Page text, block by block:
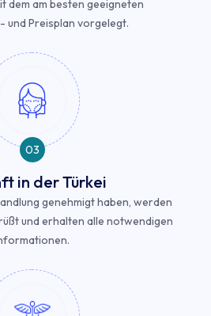
dem am besten geeigneten
und Preisplan vorgelegt.
03
in der Türkei
genehmigt haben, werden
und erhalten alle notwendigen